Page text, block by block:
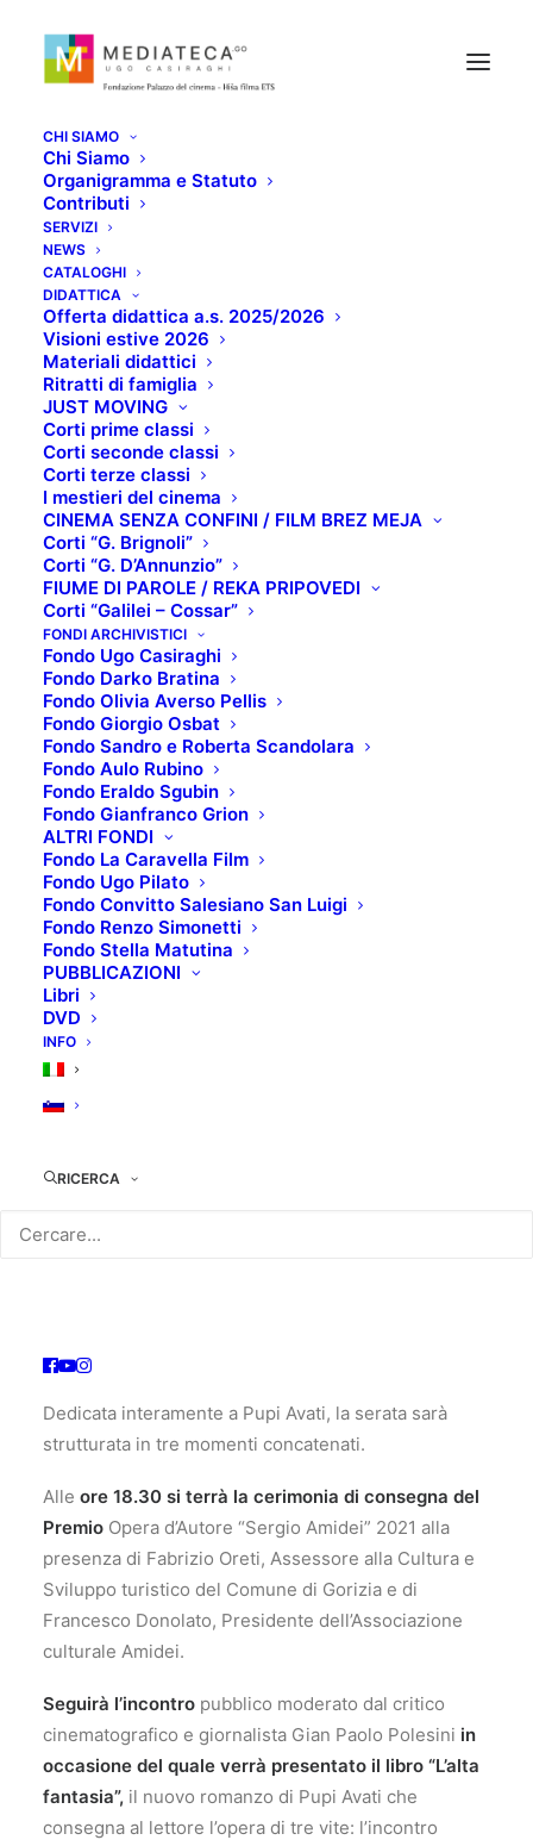
CHI SIAMO
Chi Siamo
Organigramma e Statuto
Contributi
SERVIZI
NEWS
CATALOGHI
DIDATTICA
Offerta didattica a.s. 2025/2026
Visioni estive 2026
Materiali didattici
Ritratti di famiglia
JUST MOVING
Corti prime classi
Corti seconde classi
Corti terze classi
I mestieri del cinema
CINEMA SENZA CONFINI / FILM BREZ MEJA
Corti “G. Brignoli”
Corti “G. D’Annunzio”
FIUME DI PAROLE / REKA PRIPOVEDI
Corti “Galilei – Cossar”
FONDI ARCHIVISTICI
Fondo Ugo Casiraghi
Fondo Darko Bratina
Fondo Olivia Averso Pellis
Fondo Giorgio Osbat
Fondo Sandro e Roberta Scandolara
Fondo Aulo Rubino
Fondo Eraldo Sgubin
Fondo Gianfranco Grion
ALTRI FONDI
Fondo La Caravella Film
Fondo Ugo Pilato
Fondo Convitto Salesiano San Luigi
Fondo Renzo Simonetti
Fondo Stella Matutina
PUBBLICAZIONI
Libri
DVD
INFO
RICERCA
PUPI AVATI A
GORIZIA
FEBBRAIO 15, 2022
Cerimonia di consegna del
Premio Opera d’Autore
“Sergio Amidei” 2021 al
regista e scrittore Pupi
Avati e presentazione del
suo nuovo romanzo “L’alta
fantasia”
con l’attesa cerimonia di consegna di uno dei più
Avati.
Dedicata interamente a Pupi Avati, la serata sarà
strutturata in tre momenti concatenati.
Alle ore 18.30 si terrà la cerimonia di consegna del
Premio Opera d’Autore “Sergio Amidei” 2021 alla
presenza di Fabrizio Oreti, Assessore alla Cultura e
Sviluppo turistico del Comune di Gorizia e di
Francesco Donolato, Presidente dell’Associazione
culturale Amidei.
Seguirà l’incontro pubblico moderato dal critico
cinematografico e giornalista Gian Paolo Polesini in
occasione del quale verrà presentato il libro “L’alta
fantasia”, il nuovo romanzo di Pupi Avati che
consegna al lettore l’opera di tre vite: l’incontro